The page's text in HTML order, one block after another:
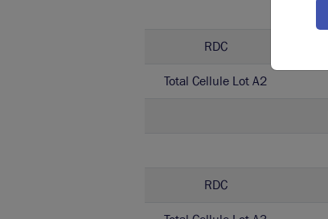
RDC
Total Cellule Lot A2
RDC